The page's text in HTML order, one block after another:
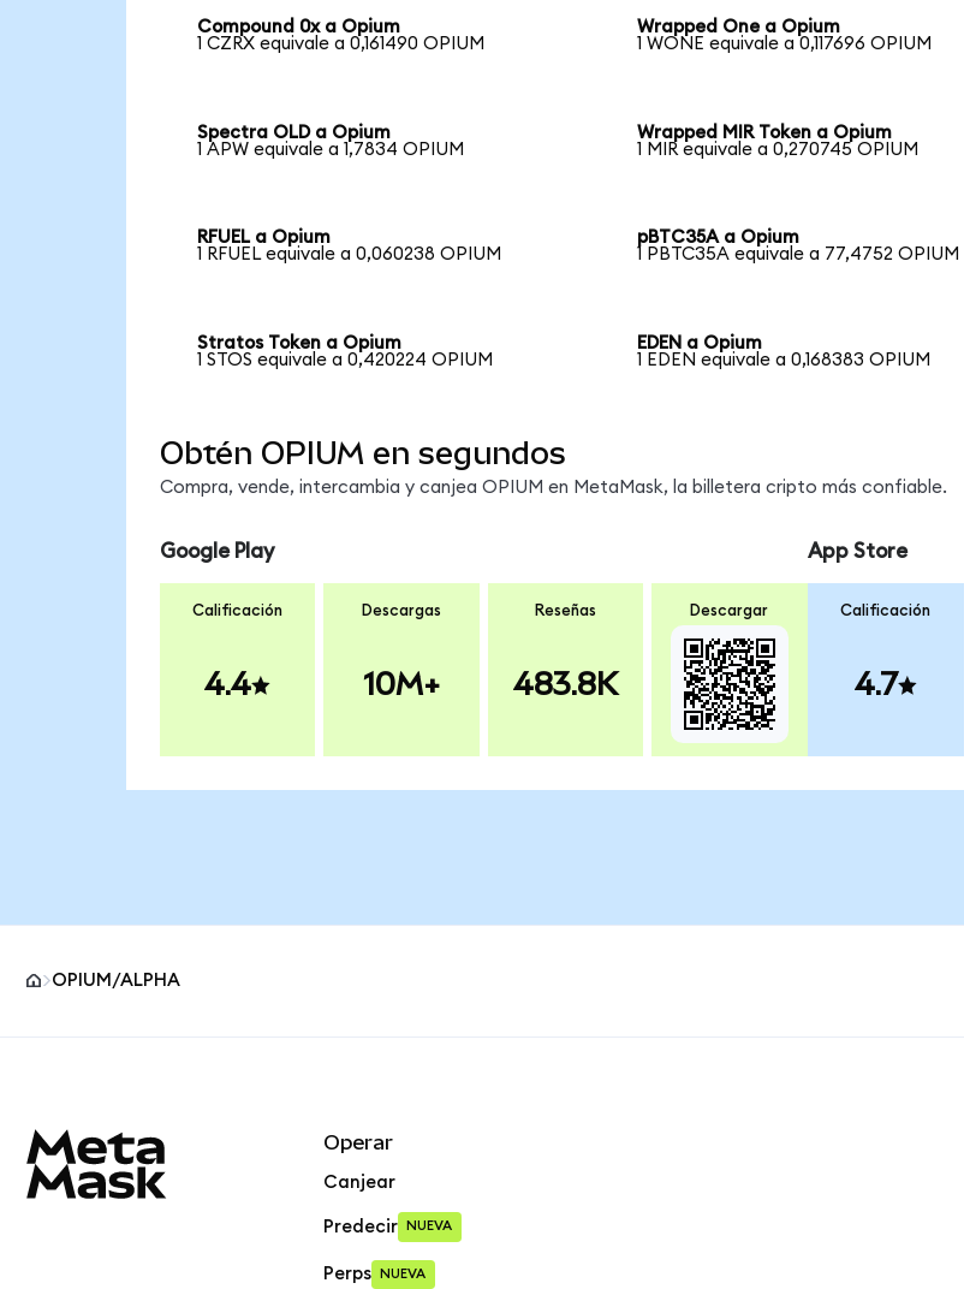
Compound 0x a Opium
1 CZRX equivale a 0,161490 OPIUM
Wrapped One a Opium
1 WONE equivale a 0,117696 OPIUM
Spectra OLD a Opium
1 APW equivale a 1,7834 OPIUM
Wrapped MIR Token a Opium
1 MIR equivale a 0,270745 OPIUM
RFUEL a Opium
1 RFUEL equivale a 0,060238 OPIUM
pBTC35A a Opium
1 PBTC35A equivale a 77,4752 OPIUM
Stratos Token a Opium
1 STOS equivale a 0,420224 OPIUM
EDEN a Opium
1 EDEN equivale a 0,168383 OPIUM
Obtén OPIUM en segundos
Compra, vende, intercambia y canjea OPIUM en MetaMask, la billetera cripto más confiable.
Google Play
Calificación
4.4
Descargas
10M+
Reseñas
483.8K
Descargar
App Store
Calificación
4.7
OPIUM/ALPHA
Operar
Canjear
Predecir NUEVA
Perps NUEVA